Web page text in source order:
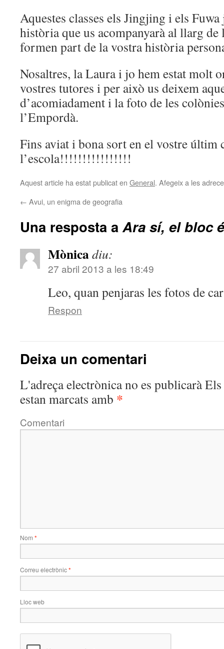
Aquestes classes els Jingjing i els
història que us acompanyarà al llarg
formen part de la vostra història
Nosaltres, la Laura i jo hem estat molt
vostres tutores i per això us deixem
d’acomiadament i la foto de les
l’Empordà.
Fins aviat i bona sort en el vostre últim
l’escola!!!!!!!!!!!!!!!!
Aquest article ha estat publicat en General. Afegeix a les
← Avui, un enigma de geografia
Una resposta aAra sí, el bloc
Mònicadiu:
27 abril 2013 a les 18:49
Leo, quan penjaras les fotos de
Respon
Deixa un comentari
L'adreça electrònica no es publicaràEls
estan marcats amb *
Comentari
Nom *
Correu electrònic*
Lloc web